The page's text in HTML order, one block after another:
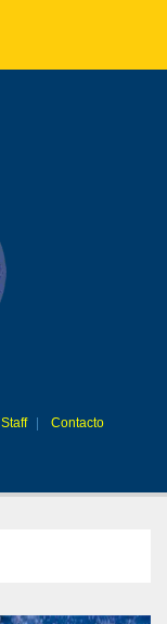
Staff Contacto